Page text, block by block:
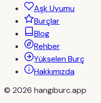
Aşk Uyumu
Burçlar
Blog
Rehber
Yükselen Burç
Hakkımızda
© 2026 hangiburc.app